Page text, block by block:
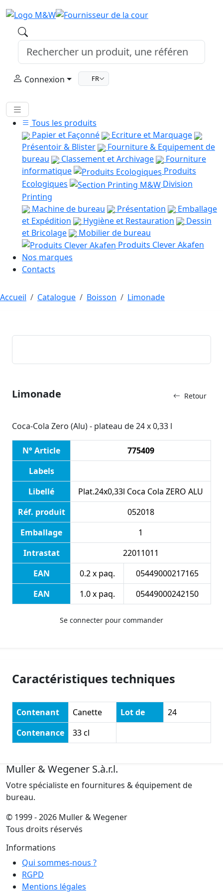
Connexion FR
Tous les produits
Papier et Façonné
Ecriture et Marquage
Présentoir & Blister
Fourniture & Equipement de
bureau
Classement et Archivage
Fourniture
informatique
Produits
Ecologiques
Division
Printing
Machine de bureau
Présentation
Emballage
et Expédition
Hygiène et Restauration
Dessin
et Bricolage
Mobilier de bureau
Produits Clever Akafen
Nos marques
Contacts
Accueil Catalogue Boisson Limonade
Retour
Limonade
Coca-Cola Zero (Alu) - plateau de 24 x 0,33 l
N° Article
775409
Labels
Libellé
Plat.24x0,33l Coca Cola ZERO ALU
Réf. produit
052018
Emballage
1
Intrastat
22011011
EAN
0.2 x paq.
05449000217165
EAN
1.0 x paq. 05449000242150
Se connecter pour commander
Caractéristiques techniques
Contenant Canette Lot de
24
Contenance
33 cl
Muller & Wegener S.à.r.l.
Votre spécialiste en fournitures & équipement de
bureau.
© 1999 - 2026 Muller & Wegener
Tous droits réservés
Informations
Qui sommes-nous ?
RGPD
Mentions légales